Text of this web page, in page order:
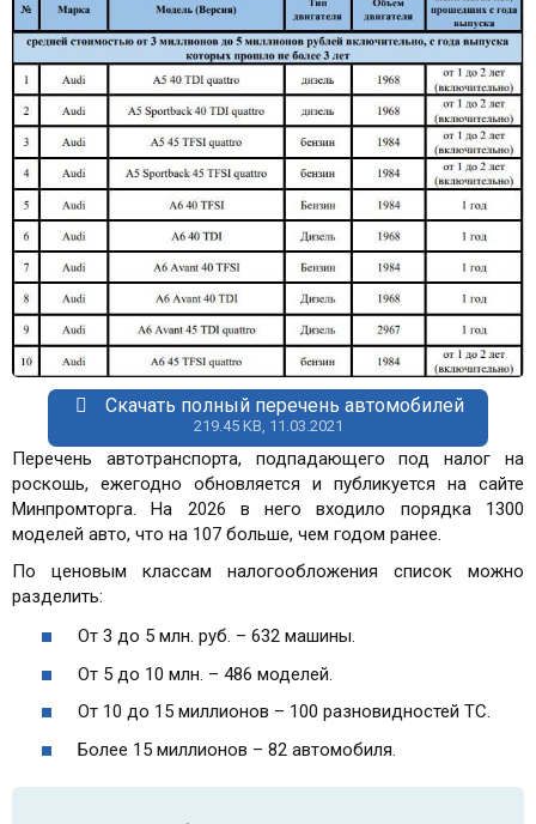
Скачать полный перечень автомобилей
219.45 KB, 11.03.2021
Перечень автотранспорта, подпадающего под налог на
роскошь, ежегодно обновляется и публикуется на сайте
Минпромторга. На 2026 в него входило порядка 1300
моделей авто, что на 107 больше, чем годом ранее.
По ценовым классам налогообложения список можно
разделить:
От 3 до 5 млн. руб. – 632 машины.
От 5 до 10 млн. – 486 моделей.
От 10 до 15 миллионов – 100 разновидностей ТС.
Более 15 миллионов – 82 автомобиля.